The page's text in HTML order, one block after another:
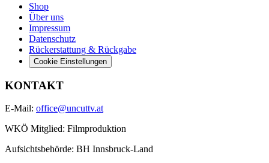
Shop
Über uns
Impressum
Datenschutz
Rückerstattung & Rückgabe
Cookie Einstellungen
KONTAKT
E-Mail: office@uncuttv.at
WKÖ Mitglied: Filmproduktion
Aufsichtsbehörde: BH Innsbruck-Land